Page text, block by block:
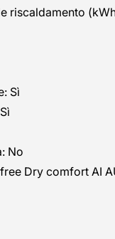
riscaldamento
Sì
No
Dry comfort AI